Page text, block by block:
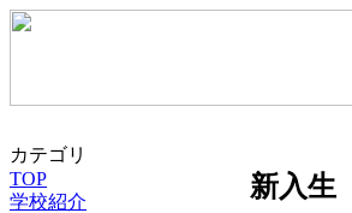
カテゴリ
TOP
学校紹介
新入生